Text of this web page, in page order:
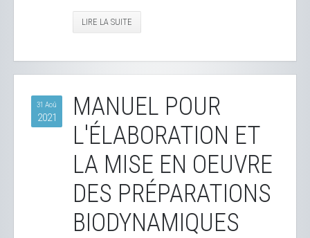
LIRE LA SUITE
31 Aoû
2021
MANUEL POUR
L'ÉLABORATION ET
LA MISE EN OEUVRE
DES PRÉPARATIONS
BIODYNAMIQUES